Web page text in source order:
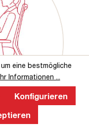
eine bestmögliche
Informationen ...
Konfigurieren